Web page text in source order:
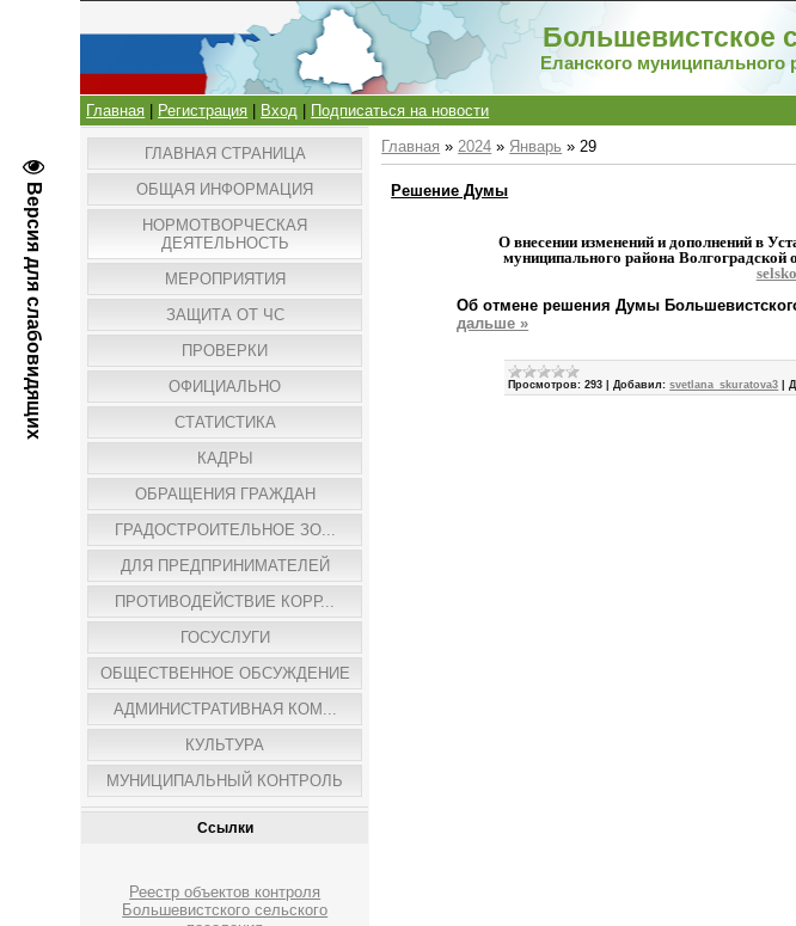
Версия для слабовидящих
Большевистское
Еланского муниципального
Главная Регистрация Вход Подписаться на новости
ГЛАВНАЯ СТРАНИЦА
ОБЩАЯ ИНФОРМАЦИЯ
НОРМОТВОРЧЕСКАЯ
ДЕЯТЕЛЬНОСТЬ
МЕРОПРИЯТИЯ
ЗАЩИТА ОТ ЧС
ПРОВЕРКИ
ОФИЦИАЛЬНО
СТАТИСТИКА
КАДРЫ
ОБРАЩЕНИЯ ГРАЖДАН
ГРАДОСТРОИТЕЛЬНОЕ ЗО...
ДЛЯ ПРЕДПРИНИМАТЕЛЕЙ
ПРОТИВОДЕЙСТВИЕ КОРР...
ГОСУСЛУГИ
ОБЩЕСТВЕННОЕ ОБСУЖДЕНИЕ
АДМИНИСТРАТИВНАЯ КОМ...
КУЛЬТУРА
МУНИЦИПАЛЬНЫЙ КОНТРОЛЬ
Ссылки
Реестр объектов контроля
Большевистского сельского
Главная »2024 » Январь » 29
Решение Думы
О внесении изменений и дополнений в
муниципального района Волгоградской
Об отмене решения Думы
дальше »
Просмотров: 293 |Добавил: svetlana_skuratova3 |